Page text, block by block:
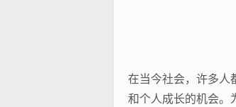
在当今社会，许多人
和个人成长的机会。